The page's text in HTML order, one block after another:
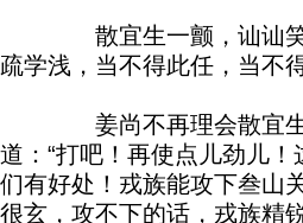
散宜生一颤，讪讪笑
疏学浅，当不得此任，当
姜尚不再理会散宜生
道：“打吧！再使点儿劲儿
们有好处！戎族能攻下叁山
很玄，攻不下的话，戎族精